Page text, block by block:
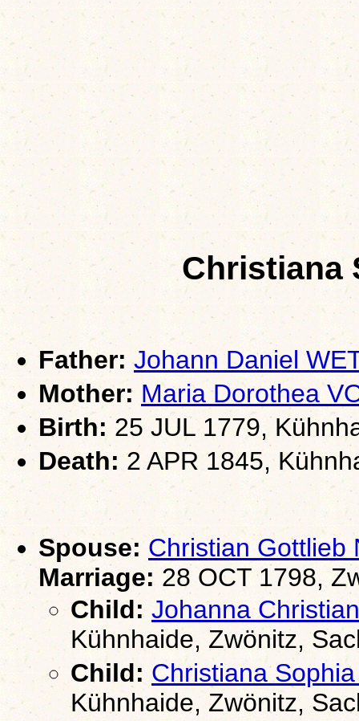
Christiana
Father: Johann Daniel
Mother: Maria Dorothea
Birth:25 JUL 1779,
Death: 2 APR 1845,
Spouse: Christian Gottlieb
Marriage: 28 OCT 1798,
Child: Johanna
Kühnhaide, Zwönitz,
Child: Christiana
Kühnhaide, Zwönitz,